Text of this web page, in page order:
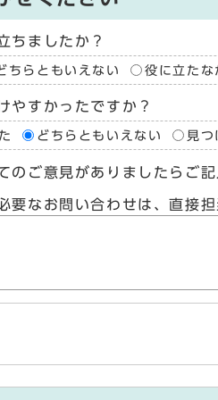
ちましたか？
ちらともいえない 役に立たな
やすかったですか？
どちらともいえない 見つ
のご意見がありましたらご記
要なお問い合わせは、直接